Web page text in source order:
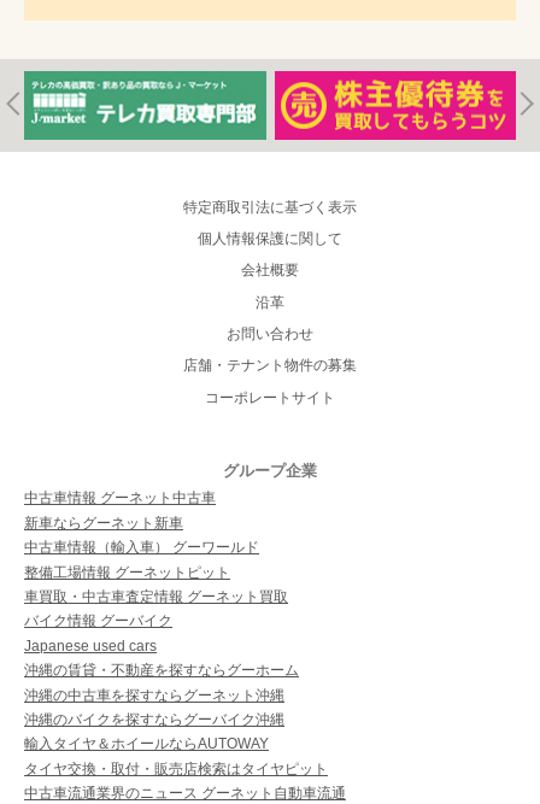
特定商取引法に基づく表示
個人情報保護に関して
会社概要
沿革
お問い合わせ
店舗・テナント物件の募集
コーポレートサイト
グループ企業
中古車情報 グーネット中古車
新車ならグーネット新車
中古車情報（輸入車） グーワールド
整備工場情報 グーネットピット
車買取・中古車査定情報 グーネット買取
バイク情報 グーバイク
Japanese used cars
沖縄の賃貸・不動産を探すならグーホーム
沖縄の中古車を探すならグーネット沖縄
沖縄のバイクを探すならグーバイク沖縄
輸入タイヤ＆ホイールならAUTOWAY
タイヤ交換・取付・販売店検索はタイヤピット
中古車流通業界のニュース グーネット自動車流通